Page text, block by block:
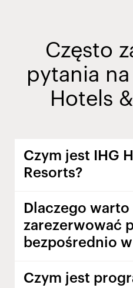
Często
pytania
Hotels
Czym jest IHG
Resorts?
Dlaczego warto
zarezerwować
bezpośrednio
Czym jest